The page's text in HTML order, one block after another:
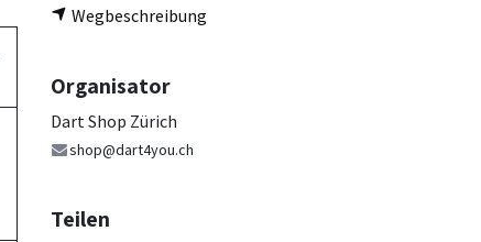
Wegbeschreibung
Organisator
Dart Shop Zürich
shop@dart4you.ch
Teilen